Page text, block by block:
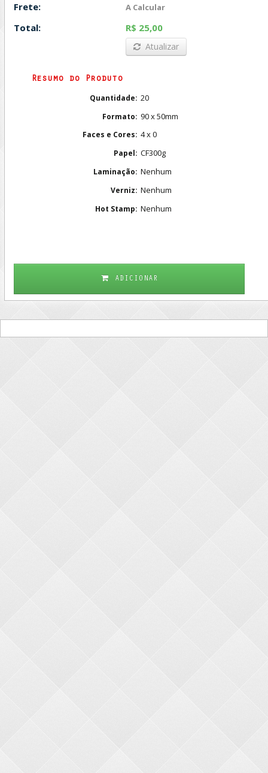
Frete: A Calcular
Total: R$ 25,00
Atualizar
Resumo do Produto
Quantidade: 20
Formato: 90 x 50mm
Faces e Cores: 4 x 0
Papel: CF300g
Laminação: Nenhum
Verniz: Nenhum
Hot Stamp: Nenhum
ADICIONAR